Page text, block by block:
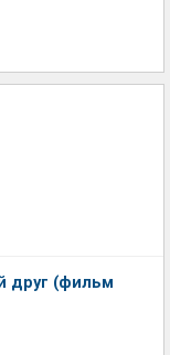
друг (фильм